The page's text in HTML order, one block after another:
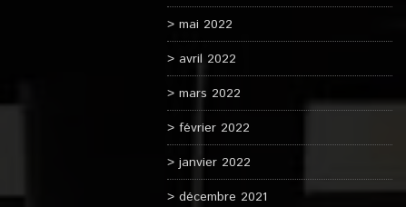
mai 2022
avril 2022
mars 2022
février 2022
janvier 2022
décembre 2021